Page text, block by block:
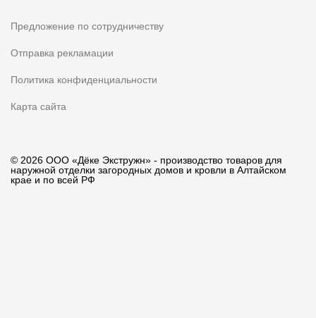
Предложение по сотрудничеству
Отправка рекламации
Политика конфиденциальности
Карта сайта
© 2026 ООО «Дёке Экстружн» - производство товаров для
наружной отделки загородных домов и кровли в Алтайском
крае и по всей РФ